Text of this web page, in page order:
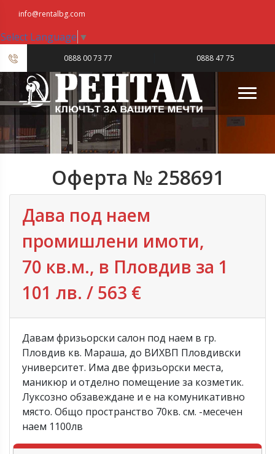
info@rentalbg.com
Select Language ▼
0888 00 73 77 0888 47 75
23
Оферта № 258691
Дава под наем
промишлени имоти,
70 кв.м., в Пловдив‎ за 1
101 лв. / 563 €
Давам фризьорски салон под наем в гр.
Пловдив кв. Мараша, до ВИХВП Пловдивски
университет. Има две фризьорски места,
маникюр и отделно помещение за козметик.
Луксозно обзавеждане и е на комуникативно
място. Общо пространство 70кв. см. -месечен
наем 1100лв